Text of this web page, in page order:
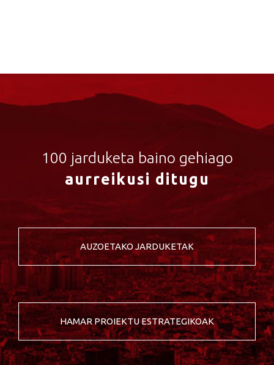
100 jarduketa baino gehiago
aurreikusi ditugu
AUZOETAKO JARDUKETAK
HAMAR PROIEKTU ESTRATEGIKOAK